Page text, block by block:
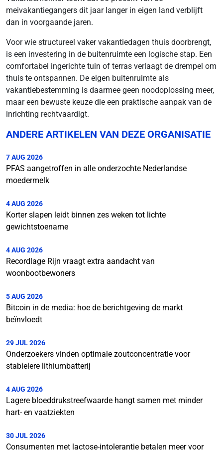
meivakantiegangers dit jaar langer in eigen land verblijft
dan in voorgaande jaren.
Voor wie structureel vaker vakantiedagen thuis doorbrengt,
is een investering in de buitenruimte een logische stap. Een
comfortabel ingerichte tuin of terras verlaagt de drempel om
thuis te ontspannen. De eigen buitenruimte als
vakantiebestemming is daarmee geen noodoplossing meer,
maar een bewuste keuze die een praktische aanpak van de
inrichting rechtvaardigt.
ANDERE ARTIKELEN VAN DEZE ORGANISATIE
7 AUG 2026
PFAS aangetroffen in alle onderzochte Nederlandse
moedermelk
4 AUG 2026
Korter slapen leidt binnen zes weken tot lichte
gewichtstoename
4 AUG 2026
Recordlage Rijn vraagt extra aandacht van
woonbootbewoners
5 AUG 2026
Bitcoin in de media: hoe de berichtgeving de markt
beïnvloedt
29 JUL 2026
Onderzoekers vinden optimale zoutconcentratie voor
stabielere lithiumbatterij
4 AUG 2026
Lagere bloeddrukstreefwaarde hangt samen met minder
hart- en vaatziekten
30 JUL 2026
Consumenten met lactose-intolerantie betalen meer voor